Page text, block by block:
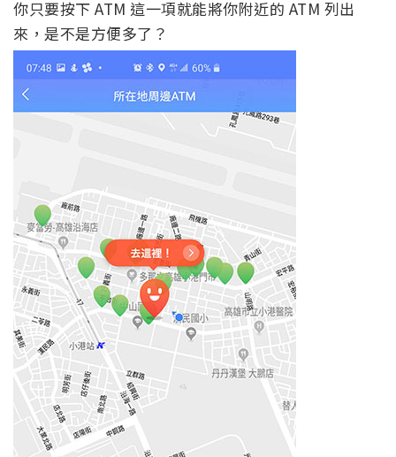
你只要按下 ATM 這一項就能將你附近的 ATM 列出
來，是不是方便多了？